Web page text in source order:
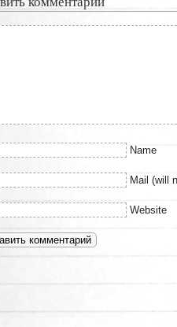
Name
Mail (will
Website